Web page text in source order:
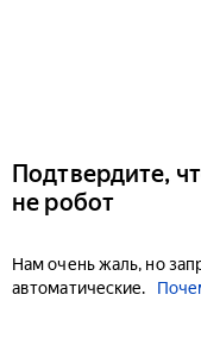
Подтвердите,
не робот
Нам очень жаль, но
автоматические.